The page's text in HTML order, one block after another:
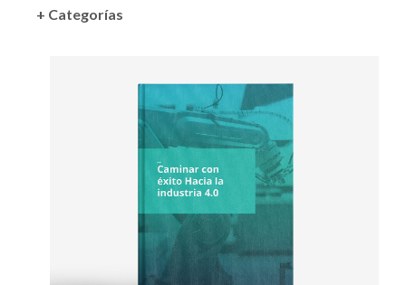
+ Categorías